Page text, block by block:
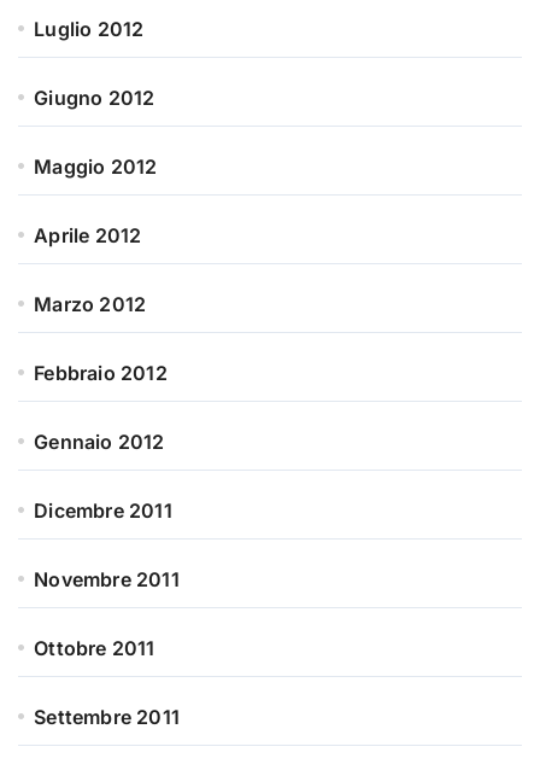
Luglio 2012
Giugno 2012
Maggio 2012
Aprile 2012
Marzo 2012
Febbraio 2012
Gennaio 2012
Dicembre 2011
Novembre 2011
Ottobre 2011
Settembre 2011